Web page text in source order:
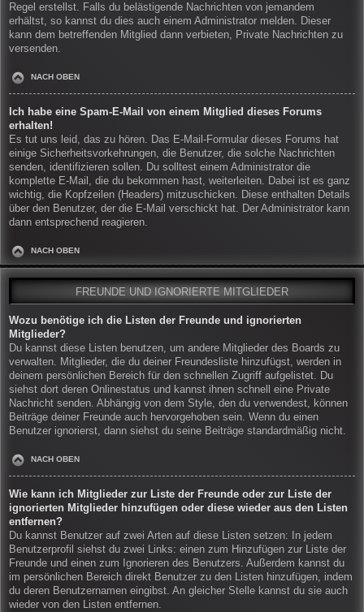
Regel erstellst. Falls du belästigende Nachrichten von jemandem
erhältst, so kannst du dies auch einem Administrator melden. Dieser
kann dem betreffenden Mitglied dann verbieten, Private Nachrichten zu
versenden.
NACH OBEN
Ich habe eine Spam-E-Mail von einem Mitglied dieses Forums
erhalten!
Es tut uns leid, das zu hören. Das E-Mail-Formular dieses Forums hat
einige Sicherheitsvorkehrungen, die Benutzer, die solche Nachrichten
senden, identifizieren sollen. Du solltest einem Administrator die
komplette E-Mail, die du bekommen hast, weiterleiten. Dabei ist es ganz
wichtig, die Kopfzeilen (Headers) mitzuschicken. Diese enthalten Details
über den Benutzer, der die E-Mail verschickt hat. Der Administrator kann
dann entsprechend reagieren.
NACH OBEN
FREUNDE UND IGNORIERTE MITGLIEDER
Wozu benötige ich die Listen der Freunde und ignorierten
Mitglieder?
Du kannst diese Listen benutzen, um andere Mitglieder des Boards zu
verwalten. Mitglieder, die du deiner Freundesliste hinzufügst, werden in
deinem persönlichen Bereich für den schnellen Zugriff aufgelistet. Du
siehst dort deren Onlinestatus und kannst ihnen schnell eine Private
Nachricht senden. Abhängig von dem Style, den du verwendest, können
Beiträge deiner Freunde auch hervorgehoben sein. Wenn du einen
Benutzer ignorierst, dann siehst du seine Beiträge standardmäßig nicht.
NACH OBEN
Wie kann ich Mitglieder zur Liste der Freunde oder zur Liste der
ignorierten Mitglieder hinzufügen oder diese wieder aus den Listen
entfernen?
Du kannst Benutzer auf zwei Arten auf diese Listen setzen: In jedem
Benutzerprofil siehst du zwei Links: einen zum Hinzufügen zur Liste der
Freunde und einen zum Ignorieren des Benutzers. Außerdem kannst du
im persönlichen Bereich direkt Benutzer zu den Listen hinzufügen, indem
du deren Benutzernamen eingibst. An gleicher Stelle kannst du sie auch
wieder von den Listen entfernen.